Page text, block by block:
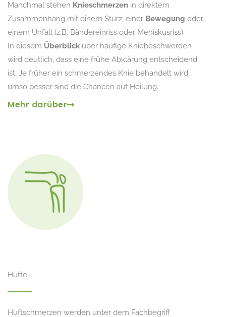
Manchmal stehen Knieschmerzen in direktem
Zusammenhang mit einem Sturz, einer Bewegung oder
einem Unfall (z.B. Bändereinriss oder Meniskusriss).
In diesem Überblick über häufige Kniebeschwerden
wird deutlich, dass eine frühe Abklärung entscheidend
ist. Je früher ein schmerzendes Knie behandelt wird,
umso besser sind die Chancen auf Heilung.
Mehr darüber
Hüfte
Hüftschmerzen werden unter dem Fachbegriff